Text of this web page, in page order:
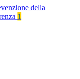
della
1